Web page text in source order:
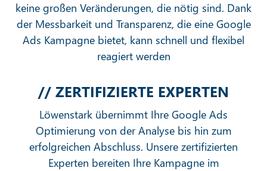
keine großen Veränderungen, die nötig sind. Dank
der Messbarkeit und Transparenz, die eine Google
Ads Kampagne bietet, kann schnell und flexibel
reagiert werden
// ZERTIFIZIERTE EXPERTEN
Löwenstark übernimmt Ihre Google Ads
Optimierung von der Analyse bis hin zum
erfolgreichen Abschluss. Unsere zertifizierten
Experten bereiten Ihre Kampagne im